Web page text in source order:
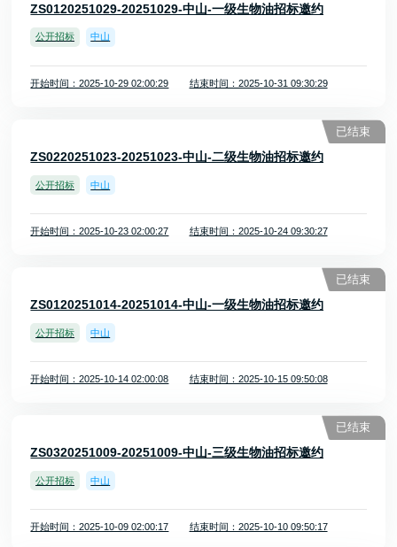
ZS0120251029-20251029-中山-一级生物油招标邀约
公开招标 中山
开始时间：2025-10-29 02:00:29 结束时间：2025-10-31 09:30:29
ZS0220251023-20251023-中山-二级生物油招标邀约
公开招标 中山
开始时间：2025-10-23 02:00:27 结束时间：2025-10-24 09:30:27
已结束
ZS0120251014-20251014-中山-一级生物油招标邀约
公开招标 中山
开始时间：2025-10-14 02:00:08 结束时间：2025-10-15 09:50:08
已结束
ZS0320251009-20251009-中山-三级生物油招标邀约
公开招标 中山
开始时间：2025-10-09 02:00:17 结束时间：2025-10-10 09:50:17
已结束